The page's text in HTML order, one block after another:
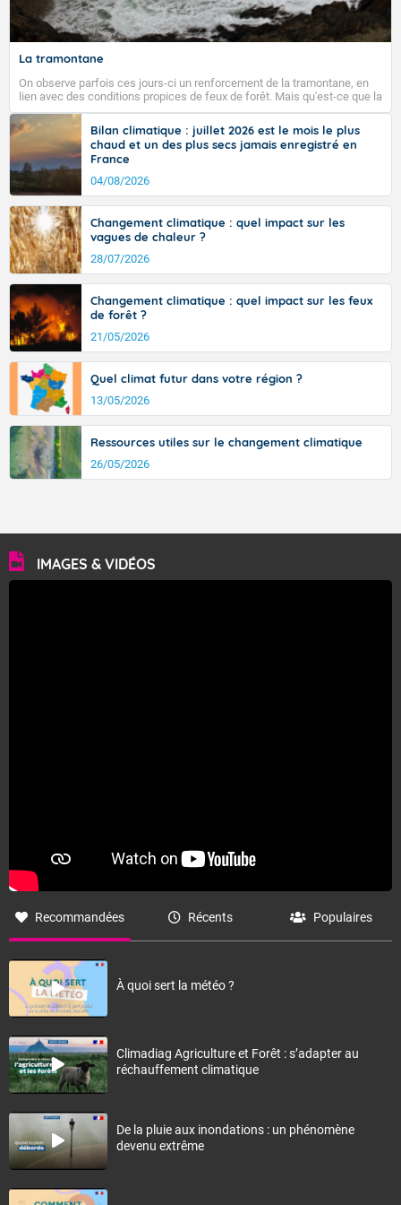
Fermer
La tramontane
On observe parfois ces jours-ci un renforcement de la tramontane, en
lien avec des conditions propices de feux de forêt. Mais qu'est-ce que la
tramontane ? Quelles sont ses caractéristiques ? La tramontane est un
vent turbulent soufflant de secteur nord-ouest à nord, ou ouest à nord-
ouest, dans un secteur qui part du Roussillon à la vallée de l’Aude et à
l’ouest de l’Hérault. L’étymologie de ce vent vient du latin trasmontanus,
signifiant au-delà des monts, en allusion aux régions montagneuses
d’où provient ce vent.
Bilan climatique : juillet 2026 est le mois le plus
chaud et un des plus secs jamais enregistré en
France
04/08/2026
Changement climatique : quel impact sur les
vagues de chaleur ?
28/07/2026
Changement climatique : quel impact sur les feux
de forêt ?
21/05/2026
Quel climat futur dans votre région ?
13/05/2026
Ressources utiles sur le changement climatique
26/05/2026
IMAGES & VIDÉOS
Recommandées Récents Populaires
À quoi sert la météo ?
Climadiag Agriculture et Forêt : s’adapter au
réchauffement climatique
De la pluie aux inondations : un phénomène
devenu extrême